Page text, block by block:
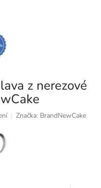
z nerezové
Značka: BrandNewCake